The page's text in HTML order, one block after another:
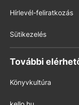
Hírlevél-feliratkozás
Sütikezelés
További
Könyvkultúra